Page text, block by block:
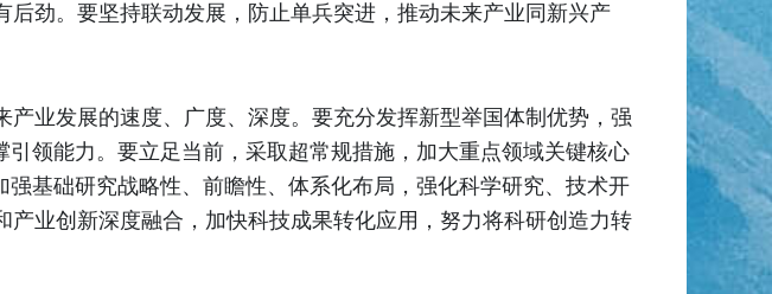
劲。要坚持联动发展，防止单兵突进，推动未来产业同新兴产
业发展的速度、广度、深度。要充分发挥新型举国体制优势，强
领能力。要立足当前，采取超常规措施，加大重点领域关键核心
基础研究战略性、前瞻性、体系化布局，强化科学研究、技术开
业创新深度融合，加快科技成果转化应用，努力将科研创造力转